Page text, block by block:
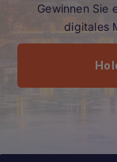
Gewinnen Sie
digitales